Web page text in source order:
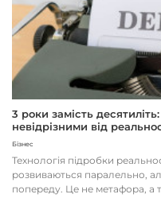
3 роки замість
невідрізними від
Бізнес
Технологія підробки
розвиваються паралельно,
попереду. Це не метафора, а